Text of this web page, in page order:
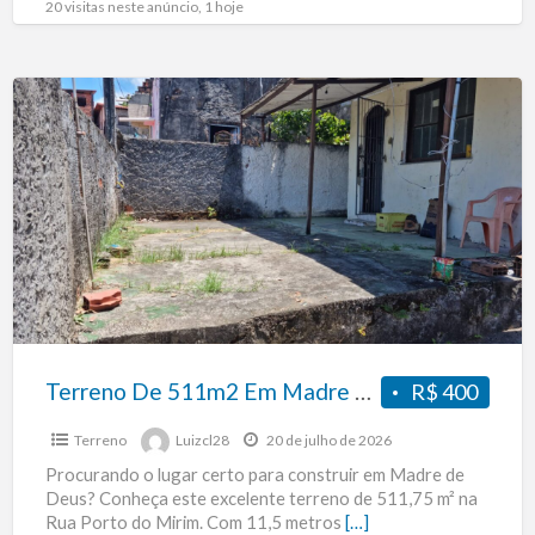
a
150
metros
da
BR-
116,
atrás
da
CARDAN
Nordeste
20 visitas neste anúncio, 1 hoje
Terreno
De
511m2
Em
Madre
De
Deus
R$ 400
Terreno De 511m2 Em Madre De Deus
Terreno Luizcl28 20 de julho de 2026
Procurando o lugar certo para construir em Madre de
Deus? Conheça este excelente terreno de 511,75 m² na
Rua Porto do Mirim. Com 11,5 metros […]